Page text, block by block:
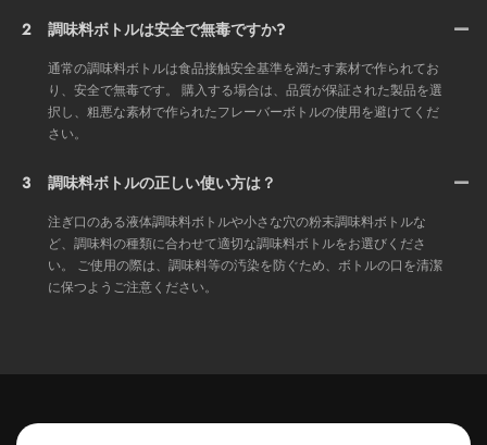
2 調味料ボトルは安全で無毒ですか?
通常の調味料ボトルは食品接触安全基準を満たす素材で作られてお
り、安全で無毒です。 購入する場合は、品質が保証された製品を選
択し、粗悪な素材で作られたフレーバーボトルの使用を避けてくだ
さい。
3 調味料ボトルの正しい使い方は？
注ぎ口のある液体調味料ボトルや小さな穴の粉末調味料ボトルな
ど、調味料の種類に合わせて適切な調味料ボトルをお選びくださ
い。 ご使用の際は、調味料等の汚染を防ぐため、ボトルの口を清潔
に保つようご注意ください。